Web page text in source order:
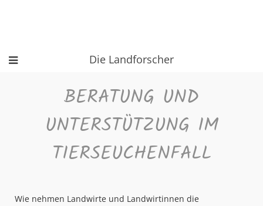
Die Landforscher
BERATUNG UND
UNTERSTÜTZUNG IM
TIERSEUCHENFALL
Wie nehmen Landwirte und Landwirtinnen die